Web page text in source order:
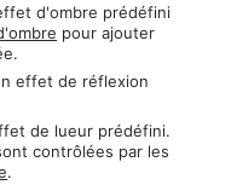
d'ombre prédéfini
pour ajouter
effet de réflexion
de lueur prédéfini.
contrôlées par les
.